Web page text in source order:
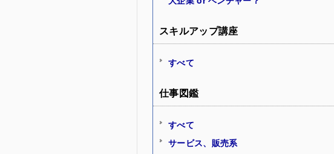
スキルアップ講座
すべて
仕事図鑑
すべて
サービス、販売系